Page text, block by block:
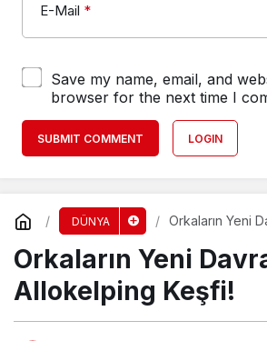
E-Mail *
Save my name, email, and
browser for the next time I
SUBMIT COMMENT LOGIN
DÜNYA
Orkaların Yeni
Orkaların Yeni
Allokelping Keşfi!